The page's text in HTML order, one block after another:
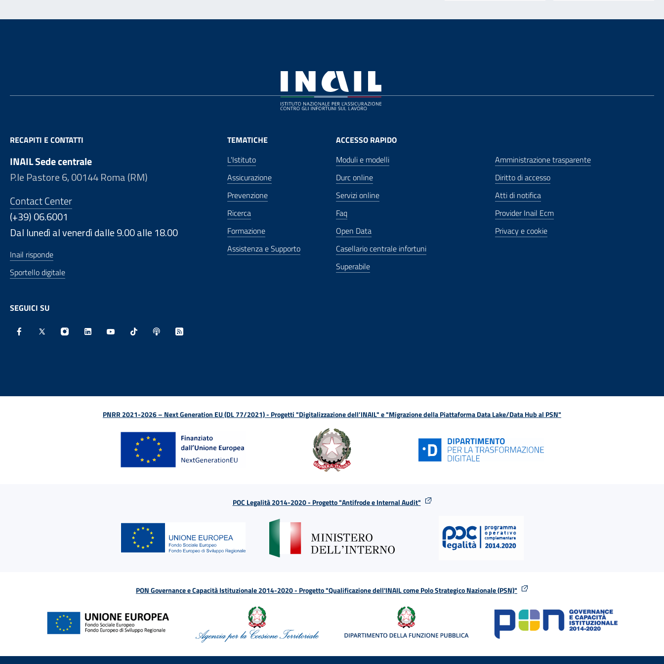
RECAPITI E CONTATTI
INAIL Sede centrale
P.le Pastore 6, 00144 Roma (RM)
Contact Center
(+39) 06.6001
Dal lunedì al venerdì dalle 9.00 alle 18.00
Inail risponde
Sportello digitale
SEGUICI SU
TEMATICHE
L'Istituto
Assicurazione
Prevenzione
Ricerca
Formazione
Assistenza e Supporto
ACCESSO RAPIDO
Moduli e modelli
Durc online
Servizi online
Faq
Open Data
Casellario centrale infortuni
Superabile
Amministrazione trasparente
Diritto di accesso
Atti di notifica
Provider Inail Ecm
Privacy e cookie
PNRR 2021-2026 – Next Generation EU (DL 77/2021) - Progetti "Digitalizzazione dell’INAIL" e "Migrazione della Piattaforma Data Lake/Data Hub al PSN"
POC Legalità 2014-2020 - Progetto "Antifrode e Internal Audit"
PON Governance e Capacità Istituzionale 2014-2020 - Progetto "Qualificazione dell'INAIL come Polo Strategico Nazionale (PSN)"